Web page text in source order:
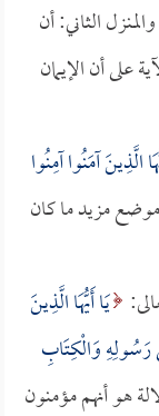
الثاني: أن
على أن الإيمان
الَّذِينَ آمَنُوا آمِنُوا
موضع مزيد ما كان
يَا أَيُّهَا الَّذِينَ
رَسُولِهِ وَالْكِتَابِ
الدلالة هو أنهم مؤمنون